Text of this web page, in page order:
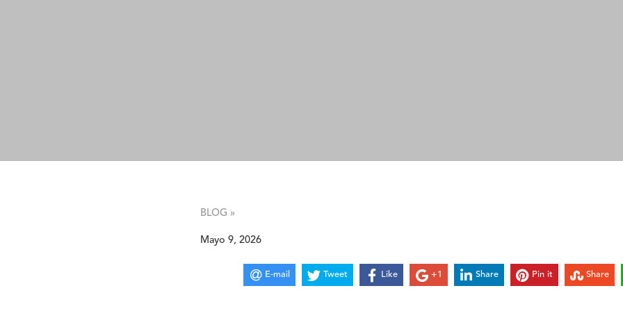
BLOG »
Mayo 9, 2026
E-mail Tweet Like +1 Share Pin it Share